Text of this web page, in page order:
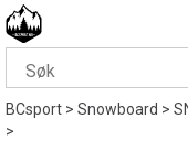
BCsport>Snowboard>
>